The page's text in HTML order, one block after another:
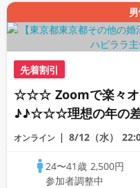
先着割引
☆☆☆ Zoomで楽々オ
♪♪☆☆☆理想の年の差
素敵な恋人見つけた
行あり♪♪
オンライン 8/12（水）
24〜41歳 2,500円
参加者調整中